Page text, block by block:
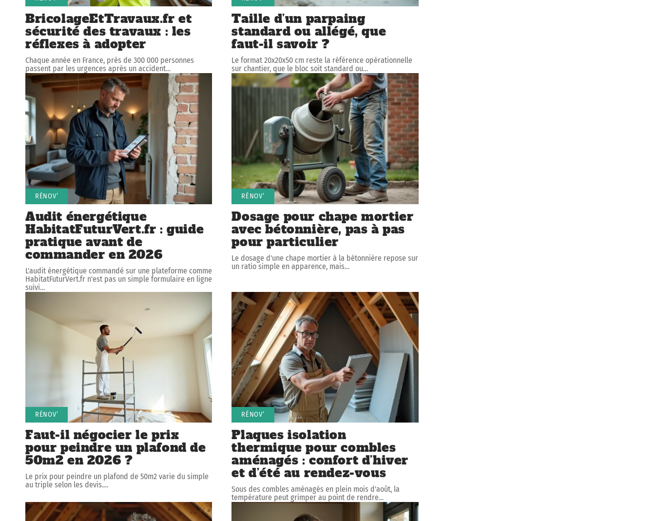
BricolageEtTravaux.fr et
sécurité des travaux : les
réflexes à adopter
Chaque année en France, près de 300 000 personnes
passent par les urgences après un accident…
Taille d’un parpaing
standard ou allégé, que
faut-il savoir ?
Le format 20x20x50 cm reste la référence opérationnelle
sur chantier, que le bloc soit standard ou…
RÉNOV’
Audit énergétique
HabitatFuturVert.fr : guide
pratique avant de
commander en 2026
L'audit énergétique commandé sur une plateforme comme
HabitatFuturVert.fr n'est pas un simple formulaire en ligne
suivi…
RÉNOV’
Dosage pour chape mortier
avec bétonnière, pas à pas
pour particulier
Le dosage d'une chape mortier à la bétonnière repose sur
un ratio simple en apparence, mais…
RÉNOV’
Faut-il négocier le prix
pour peindre un plafond de
50m2 en 2026 ?
Le prix pour peindre un plafond de 50m2 varie du simple
au triple selon les devis.…
RÉNOV’
Plaques isolation
thermique pour combles
aménagés : confort d’hiver
et d’été au rendez-vous
Sous des combles aménagés en plein mois d'août, la
température peut grimper au point de rendre…